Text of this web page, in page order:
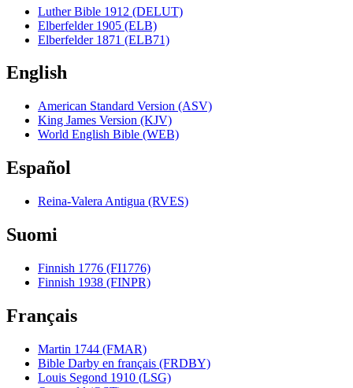
Luther Bible 1912 (DELUT)
Elberfelder 1905 (ELB)
Elberfelder 1871 (ELB71)
English
American Standard Version (ASV)
King James Version (KJV)
World English Bible (WEB)
Español
Reina-Valera Antigua (RVES)
Suomi
Finnish 1776 (FI1776)
Finnish 1938 (FINPR)
Français
Martin 1744 (FMAR)
Bible Darby en français (FRDBY)
Louis Segond 1910 (LSG)